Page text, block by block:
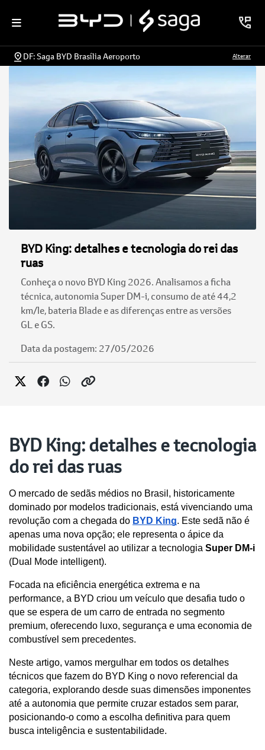
DF: Saga BYD Brasília Aeroporto Alterar
BYD King: detalhes e tecnologia do rei das
ruas
Conheça o novo BYD King 2026. Analisamos a ficha
técnica, autonomia Super DM-i, consumo de até 44,2
km/le, bateria Blade e as diferenças entre as versões
GL e GS.
Data da postagem: 27/05/2026
BYD King: detalhes e tecnologia
do rei das ruas
O mercado de sedãs médios no Brasil, historicamente
dominado por modelos tradicionais, está vivenciando uma
revolução com a chegada do BYD King. Este sedã não é
apenas uma nova opção; ele representa o ápice da
mobilidade sustentável ao utilizar a tecnologia Super DM-i
(Dual Mode intelligent).
Focada na eficiência energética extrema e na
performance, a BYD criou um veículo que desafia tudo o
que se espera de um carro de entrada no segmento
premium, oferecendo luxo, segurança e uma economia de
combustível sem precedentes.
Neste artigo, vamos mergulhar em todos os detalhes
técnicos que fazem do BYD King o novo referencial da
categoria, explorando desde suas dimensões imponentes
até a autonomia que permite cruzar estados sem parar,
posicionando-o como a escolha definitiva para quem
busca inteligência e sustentabilidade.